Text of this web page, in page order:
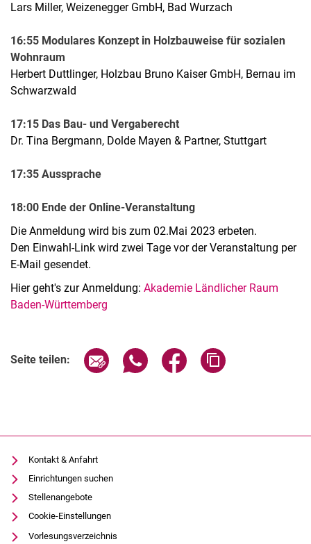
Lars Miller, Weizenegger GmbH, Bad Wurzach
16:55 Modulares Konzept in Holzbauweise für sozialen
Wohnraum
Herbert Duttlinger, Holzbau Bruno Kaiser GmbH, Bernau im
Schwarzwald
17:15 Das Bau- und Vergaberecht
Dr. Tina Bergmann, Dolde Mayen & Partner, Stuttgart
17:35 Aussprache
18:00 Ende der Online-Veranstaltung
Die Anmeldung wird bis zum 02.Mai 2023 erbeten.
Den Einwahl-Link wird zwei Tage vor der Veranstaltung per
E-Mail gesendet.
Hier geht's zur Anmeldung: Akademie Ländlicher Raum
Baden-Württemberg
Seite teilen: Seite über E-Mail teilen
Seite über WhatsApp teilen
Seite über Facebook
Kontakt & Anfahrt
Einrichtungen suchen
Stellenangebote
Cookie-Einstellungen
Vorlesungsverzeichnis